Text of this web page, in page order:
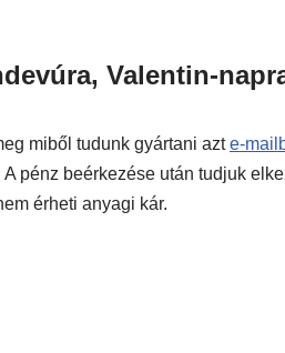
Valentin-
miből tudunk gyártani azte-
pénz beérkezése után tudjuk
érheti anyagi kár.